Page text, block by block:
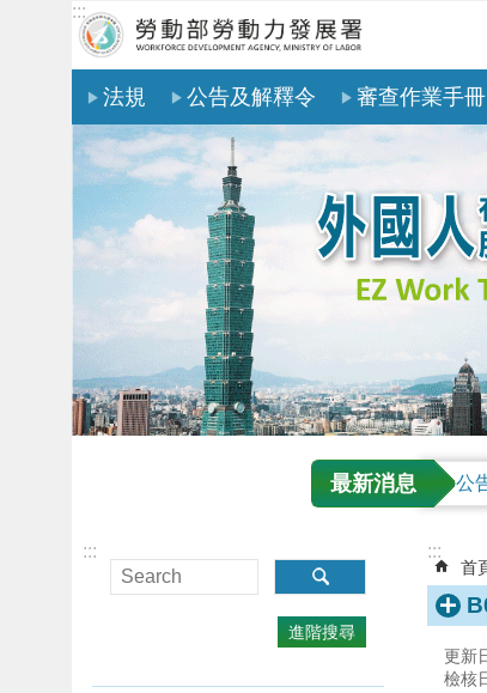
跳到主要內容區塊
:::
法規 公告及解釋令 審查作業手冊
最新消息
:::
進階搜尋
:::
首
更新
檢核